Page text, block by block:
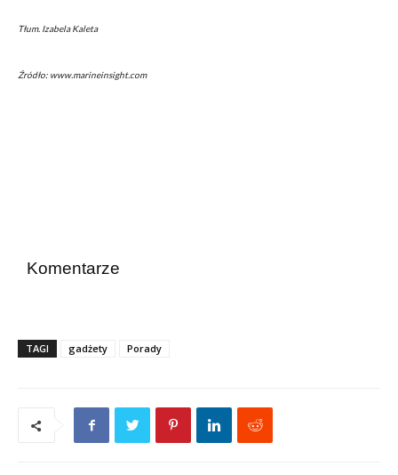
Tłum. Izabela Kaleta
Źródło: www.marineinsight.com
Komentarze
TAGI gadżety Porady